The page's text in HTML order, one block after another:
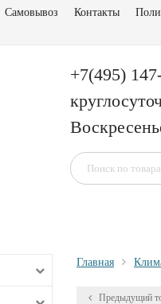
Самовывоз Контакты
+7(495)
Главная
Предыдущий